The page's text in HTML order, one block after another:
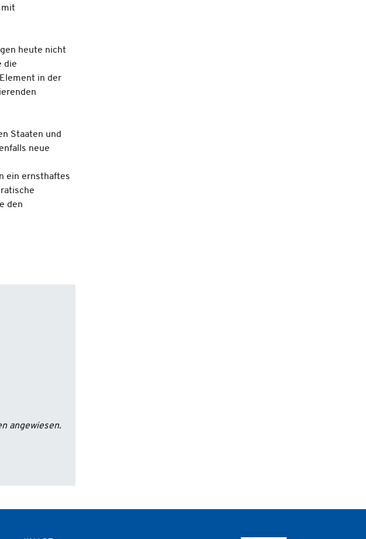
mit
heute nicht
die
in der
Staaten und
neue
ein ernsthaftes
den
angewiesen.